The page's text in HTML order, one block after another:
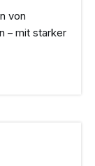
von
– mit starker